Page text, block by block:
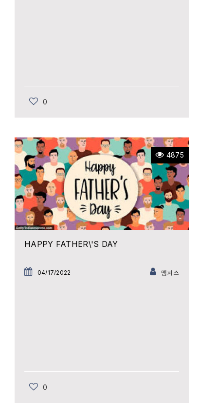
0
4875
HAPPY FATHER\'S DAY
04/17/2022 멤피스
0